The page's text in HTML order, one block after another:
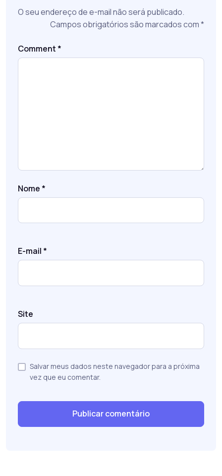
O seu endereço de e-mail não será publicado.
Campos obrigatórios são marcados com*
Comment *
Nome *
E-mail *
Site
Salvar meus dados neste navegador para a próxima
vez que eu comentar.